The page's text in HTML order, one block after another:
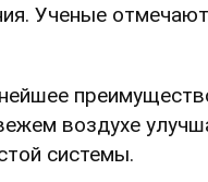
Ученые
воздухе
системы.